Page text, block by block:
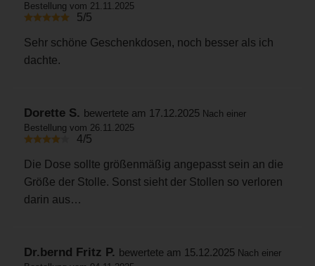
Bestellung vom 21.11.2025
5/5
Sehr schöne Geschenkdosen, noch besser als ich
dachte.
Dorette S. bewertete am 17.12.2025 Nach einer
Bestellung vom 26.11.2025
4/5
Die Dose sollte größenmäßig angepasst sein an die
Größe der Stolle. Sonst sieht der Stollen so verloren
darin aus…
Dr.bernd Fritz P. bewertete am 15.12.2025 Nach einer